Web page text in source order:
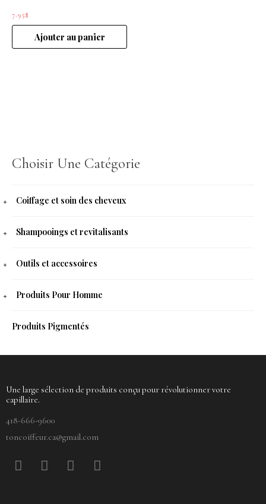
Choisir Une Catégorie
Coiffage et soin des cheveux
Shampooings et revitalisants
Outils et accessoires
Produits Pour Homme
Produits Pigmentés
7.95$
Ajouter au panier
Une large sélection de produits conçu pour révolutionner votre
capillaire.
418-666-9600
toncoiffeur.ca@gmail.com
F
a
P
i
Y
o
I
n